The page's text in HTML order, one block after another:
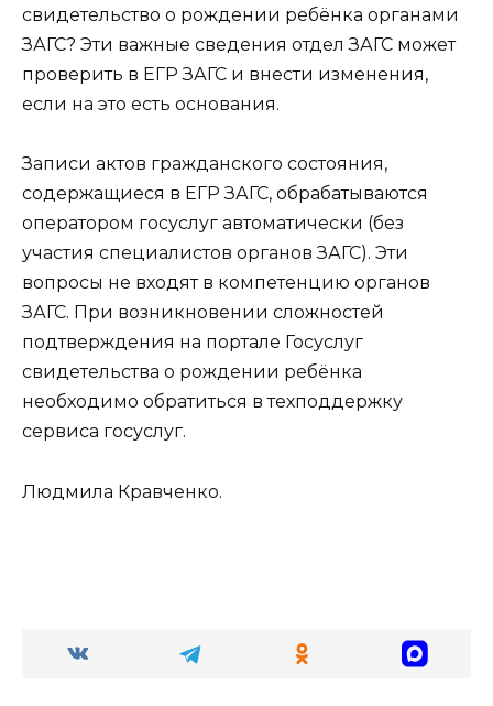
свидетельство о рождении ребёнка органами
ЗАГС? Эти важные сведения отдел ЗАГС может
проверить в ЕГР ЗАГС и внести изменения,
если на это есть основания.
Записи актов гражданского состояния,
содержащиеся в ЕГР ЗАГС, обрабатываются
оператором госуслуг автоматически (без
участия специалистов органов ЗАГС). Эти
вопросы не входят в компетенцию органов
ЗАГС. При возникновении сложностей
подтверждения на портале Госуслуг
свидетельства о рождении ребёнка
необходимо обратиться в техподдержку
сервиса госуслуг.
Людмила Кравченко.